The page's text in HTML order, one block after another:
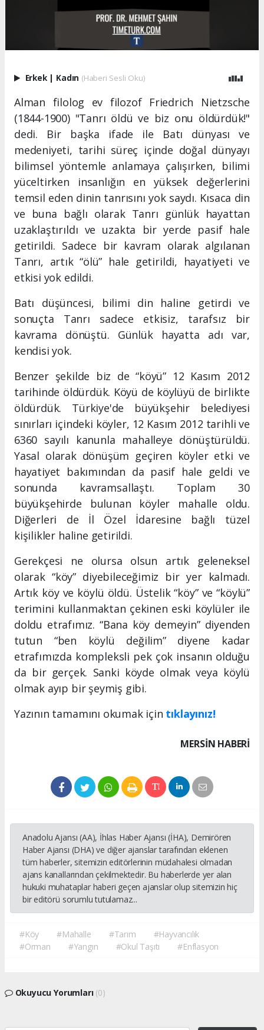
Erkek | Kadın (Haberi Sesli Oku)
Alman filolog ev filozof Friedrich Nietzsche
(1844-1900) "Tanrı öldü ve biz onu öldürdük!"
dedi. Bir başka ifade ile Batı dünyası ve
medeniyeti, tarihi süreç içinde doğal dünyayı
bilimsel yöntemle anlamaya çalışırken, bilimi
yüceltirken insanlığın en yüksek değerlerini
temsil eden dinin tanrısını yok saydı. Kısaca din
ve buna bağlı olarak Tanrı günlük hayattan
uzaklaştırıldı ve uzakta bir yerde pasif hale
getirildi. Sadece bir kavram olarak algılanan
Tanrı, artık “ölü” hale getirildi, hayatiyeti ve
etkisi yok edildi.
Batı düşüncesi, bilimi din haline getirdi ve
sonuçta Tanrı sadece etkisiz, tarafsız bir
kavrama dönüştü. Günlük hayatta adı var,
kendisi yok.
Benzer şekilde biz de “köyü” 12 Kasım 2012
tarihinde öldürdük. Köyü de köylüyü de birlikte
öldürdük. Türkiye'de büyükşehir belediyesi
sınırları içindeki köyler, 12 Kasım 2012 tarihli ve
6360 sayılı kanunla mahalleye dönüştürüldü.
Yasal olarak dönüşüm geçiren köyler etki ve
hayatiyet bakımından da pasif hale geldi ve
sonunda kavramsallaştı. Toplam 30
büyükşehirde bulunan köyler mahalle oldu.
Diğerleri de İl Özel İdaresine bağlı tüzel
kişilikler haline getirildi.
Gerekçesi ne olursa olsun artık geleneksel
olarak “köy” diyebileceğimiz bir yer kalmadı.
Artık köy ve köylü öldü. Üstelik “köy” ve “köylü”
terimini kullanmaktan çekinen eski köylüler ile
doldu etrafımız. “Bana köy demeyin” diyenden
tutun “ben köylü değilim” diyene kadar
etrafımızda kompleksli pek çok insanın olduğu
da bir gerçek. Sanki köyde olmak veya köylü
olmak ayıp bir şeymiş gibi.
Yazının tamamını okumak için tıklayınız!
MERSIN HABERİ
Anadolu Ajansı (AA), İhlas Haber Ajansı (İHA), Demirören
Haber Ajansı (DHA) ve diğer ajanslar tarafından eklenen
tüm haberler, sitemizin editörlerinin müdahalesi olmadan
ajans kanallarından çekilmektedir. Bu haberlerde yer alan
hukuki muhataplar haberi geçen ajanslar olup sitemizin hiç
bir editörü sorumlu tutulamaz...
#Köy #Mahalle #Tarım
#Hayvancılık
#Orman
#Yangın #Okul Taşıtı #Enflasyon
Okuyucu Yorumları (0)